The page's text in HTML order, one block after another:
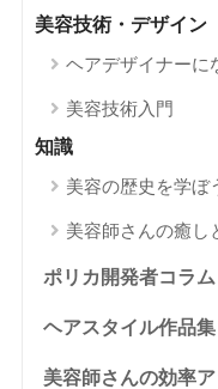
美容技術・デザイン
ヘアデザイナーに
美容技術入門
知識
美容の歴史を学ぼ
美容師さんの癒し
ポリカ開発者コラム
ヘアスタイル作品集
美容師さんの効率